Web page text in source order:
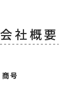
会社概要
商号